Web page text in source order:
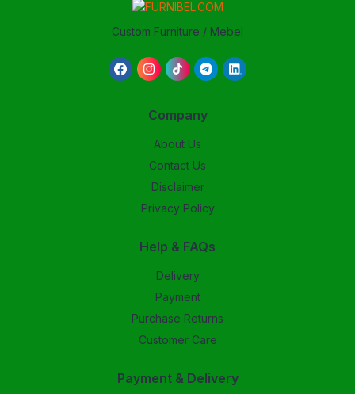
Custom Furniture / Mebel
Company
About Us
Contact Us
Disclaimer
Privacy Policy
Help & FAQs
Delivery
Payment
Purchase Returns
Customer Care
Payment & Delivery